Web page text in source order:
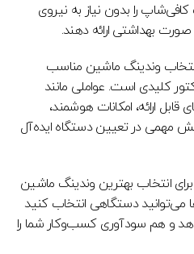
را بدون نیاز به نیروی
صورت بهداشتی ارائه دهند.
وندینگ ماشین مناسب
کلیدی است. عواملی مانند
ارائه، امکانات هوشمند،
مهمی در تعیین دستگاه ایده‌آل
عملی برای انتخاب بهترین وندینگ ماشین
می‌توانید دستگاهی انتخاب کنید
و هم سودآوری کسب‌وکار شما را